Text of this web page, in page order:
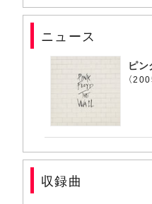
ニュース
ピン
（
収録曲